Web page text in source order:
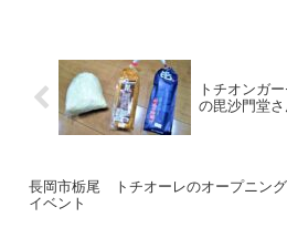
トチオンガ
の毘沙門堂
長岡市栃尾 トチオーレのオープニング
イベント